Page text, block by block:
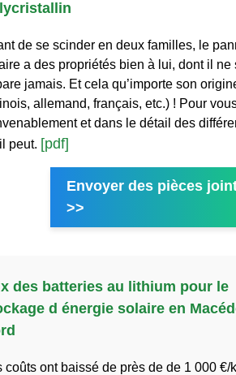
de se scinder en deux familles, le
a des propriétés bien à lui, dont il ne
jamais. Et cela qu’importe son
allemand, français, etc.) ! Pour
et dans le détail des
peut. [pdf]
Envoyer des pièces
>>
des batteries au lithium pour le
d énergie solaire en
coûts ont baissé de près de de 1 000 €/